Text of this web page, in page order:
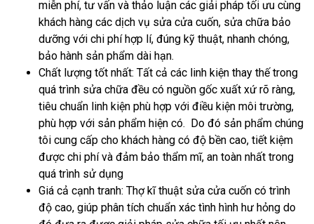
miễn phí, tư vấn và thảo luận các giải pháp tối ưu cùng
khách hàng các dịch vụ sửa cửa cuốn, sửa chữa bảo
dưỡng với chi phí hợp lí, đúng kỹ thuật, nhanh chóng,
bảo hành sản phẩm dài hạn.
Chất lượng tốt nhất: Tất cả các linh kiện thay thế trong
quá trình sửa chữa đều có nguồn gốc xuất xứ rõ ràng,
tiêu chuẩn linh kiện phù hợp với điều kiện môi trường,
phù hợp với sản phẩm hiện có. Do đó sản phẩm chúng
tôi cung cấp cho khách hàng có độ bền cao, tiết kiệm
được chi phí và đảm bảo thẩm mĩ, an toàn nhất trong
quá trình sử dụng
Giá cả cạnh tranh: Thợ kĩ thuật sửa cửa cuốn có trình
độ cao, giúp phân tích chuẩn xác tình hình hư hỏng do